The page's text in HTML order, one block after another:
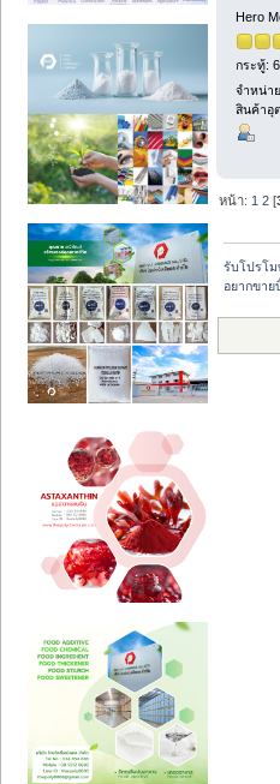
Hero
กระทู้:
จำหน่า
สินค้าอุ
หน้า: 1 2 [
รับโปรโม
อยากขาย